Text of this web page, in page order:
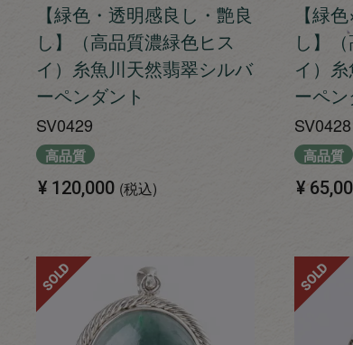
【緑色・透明感良し・艶良
し】（高品質濃緑色ヒス
イ）糸魚川天然翡翠シルバ
ーペンダント
SV0429
高品質
¥ 120,000 税込
【緑
し】
イ）
ーペン
SV0428
高品質
¥
SOLD SOLD